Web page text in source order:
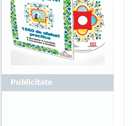
Publicitate